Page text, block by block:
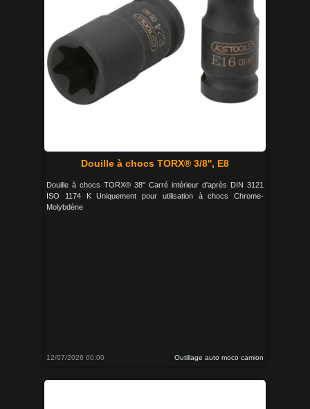
Douille à chocs TORX® 3/8'', E8
Douille à chocs TORX® 38'' Carré intérieur d'après DIN 3121
ISO 1174 K Uniquement pour utilisation à chocs Chrome-
Molybdène
12/07/2026 00:00 Outillage auto moco camion